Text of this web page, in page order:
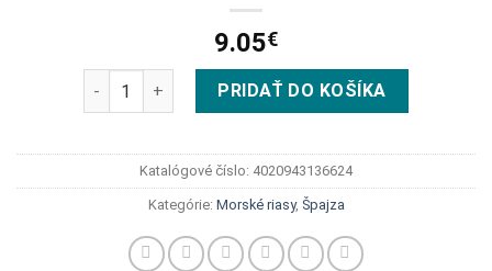
9.05€
množstvo Arche Dulse riasy 40g BIO
PRIDAŤ DO KOŠÍKA
Katalógové číslo: 4020943136624
Kategórie: Morské riasy, Špajza